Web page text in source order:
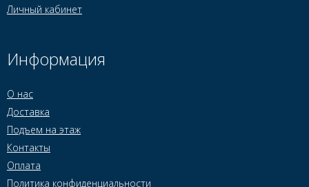
Личный кабинет
Информация
О нас
Доставка
Подъем на этаж
Контакты
Оплата
Политика конфиденциальности